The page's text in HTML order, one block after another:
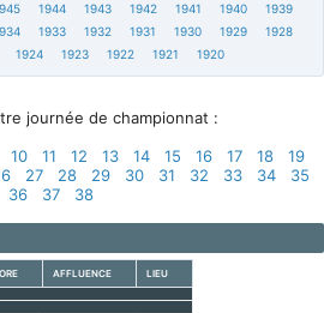
1944 1943 1942 1941 1940
1939
1933 1932 1931 1930 1929
1928
1924 1923 1922 1921 1920
journée de championnat :
10 11 12 13 14 15 16 17 18
19
27 28 29 30 31 32 33 34
35
36
37 38
AFFLUENCE LIEU